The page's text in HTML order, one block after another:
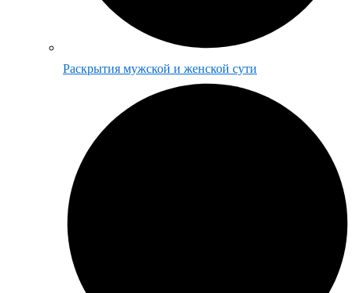
Раскрытия мужской и женской сути